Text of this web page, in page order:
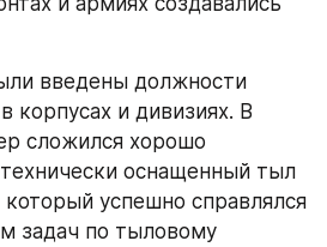
введены должности
корпусах и дивизиях. В
сложился хорошо
оснащенный тыл
успешно справлялся
задач по тыловому